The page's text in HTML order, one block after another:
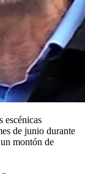
escénicas
de junio durante
montón de